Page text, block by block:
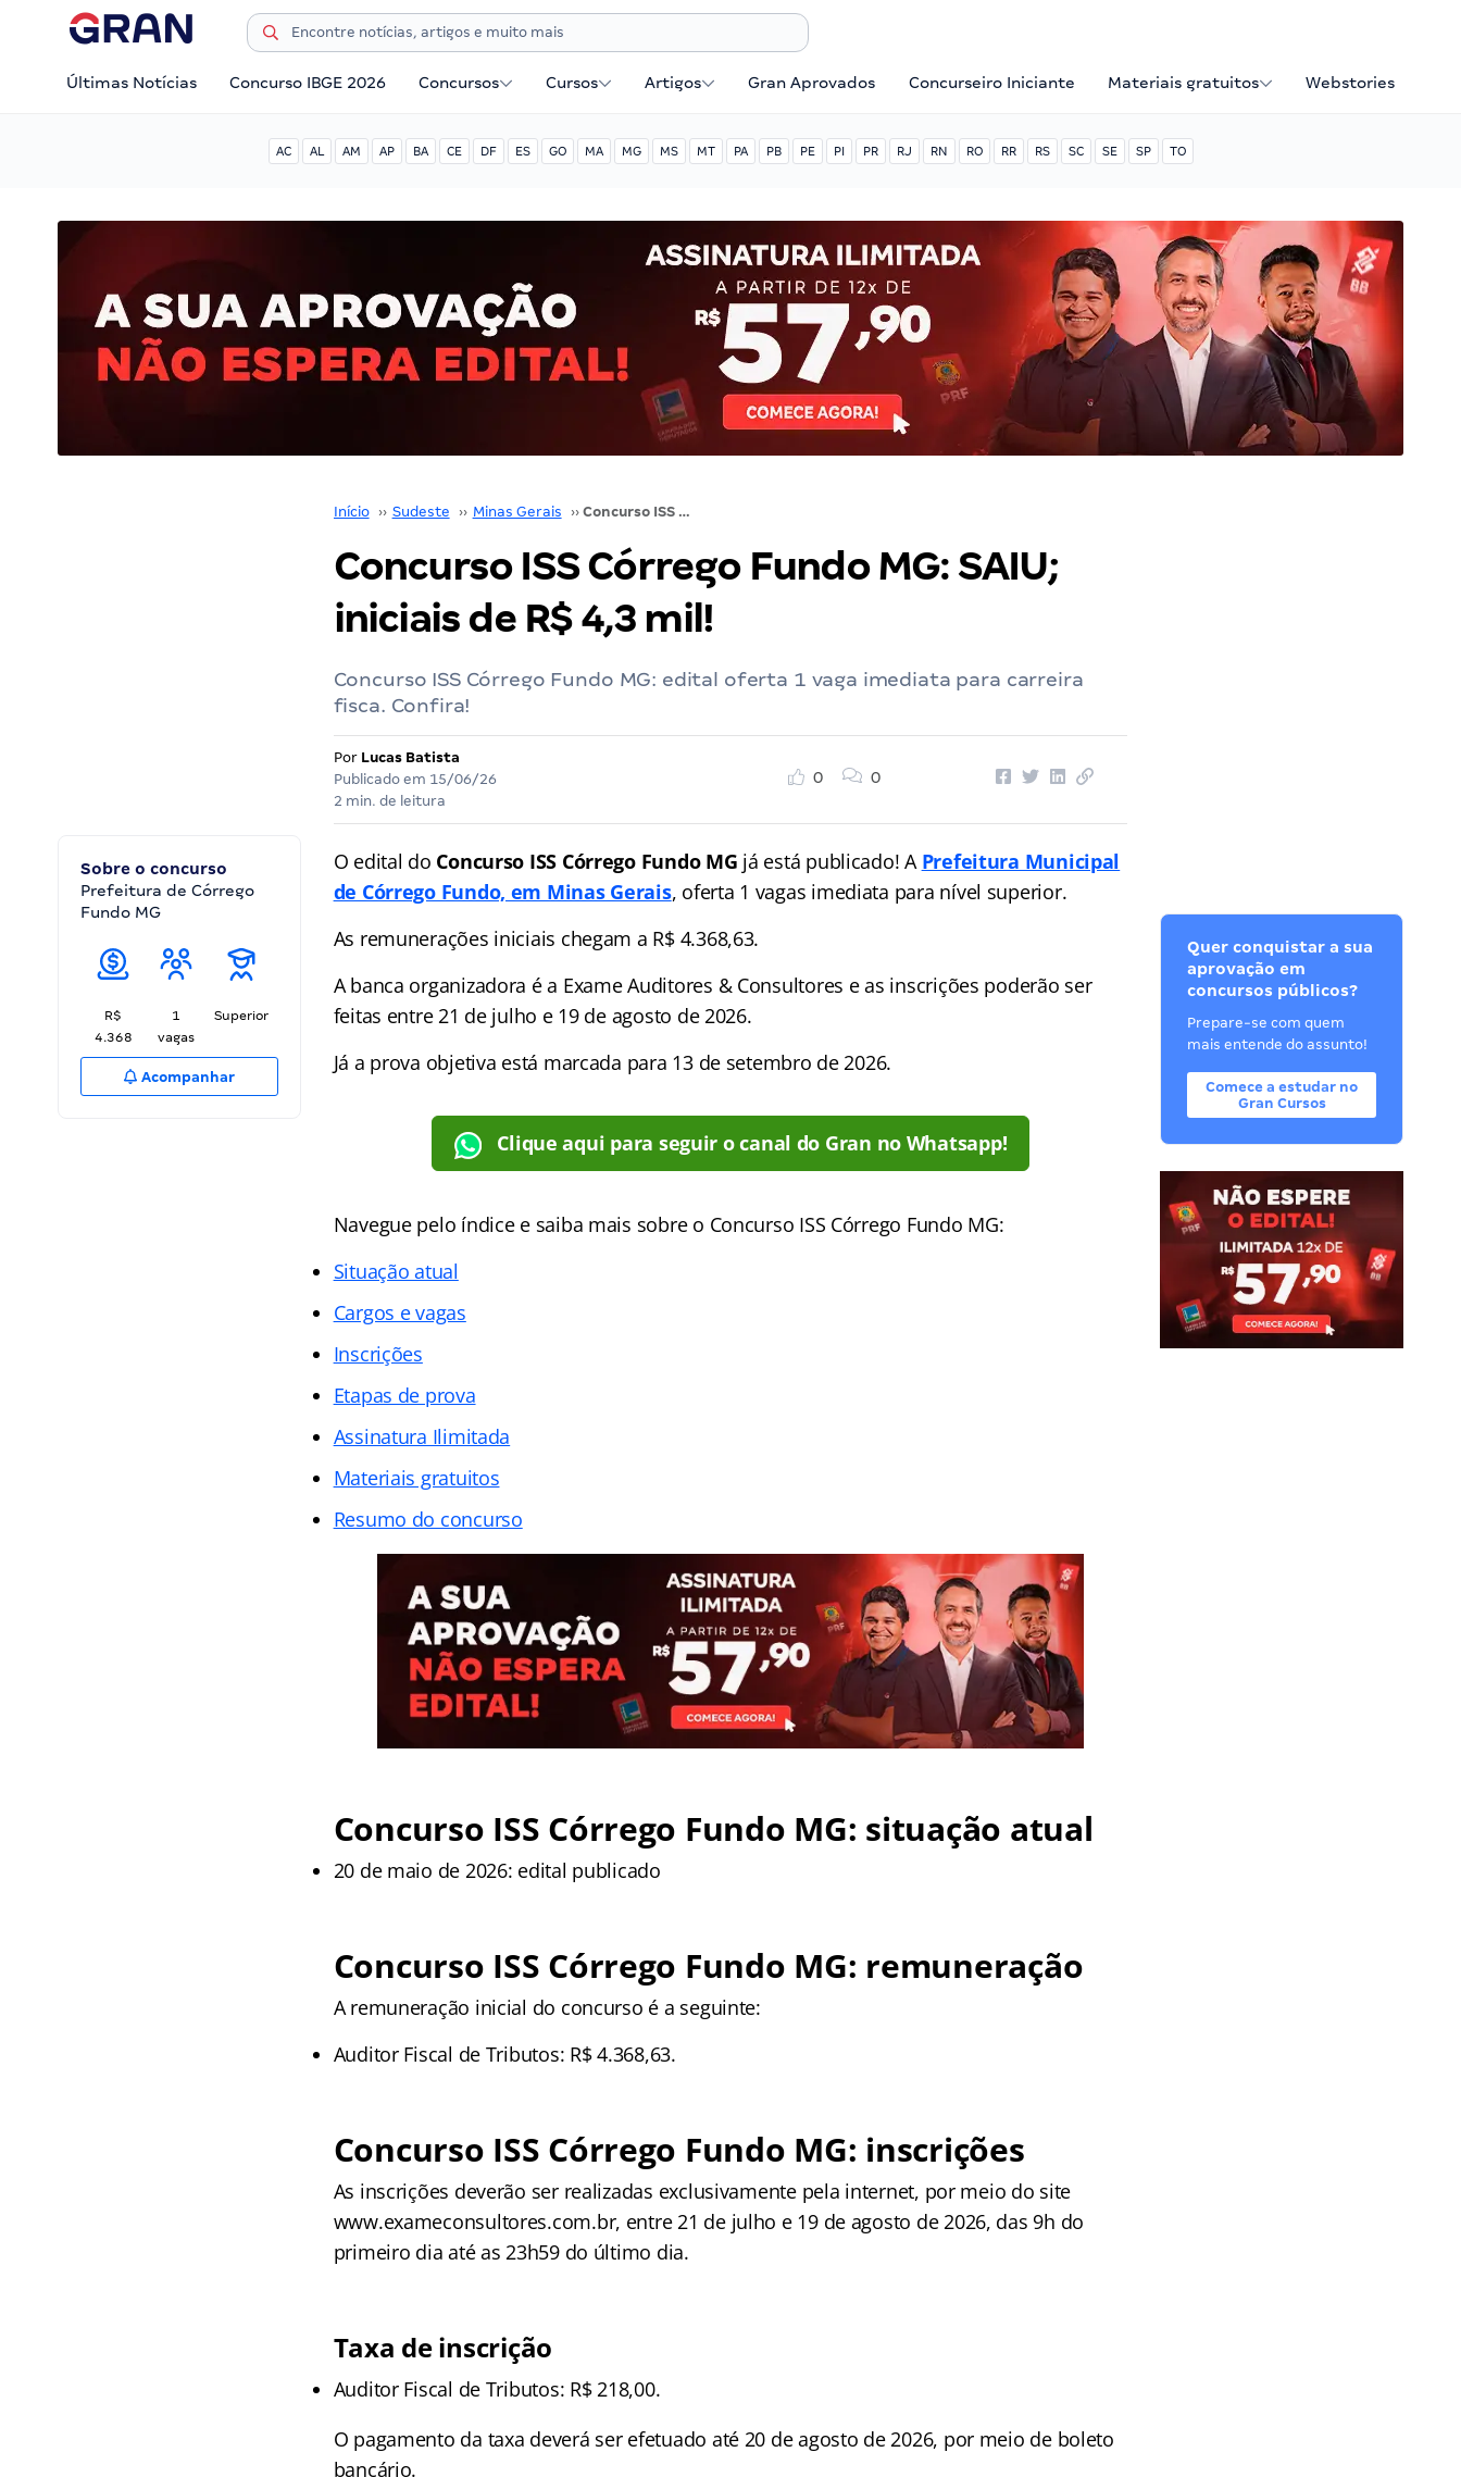
Últimas Notícias Concurso IBGE 2026 Concursos Cursos Artigos Gran Aprovados Concurseiro Iniciante Materiais gratuitos Webstories
AC AL AM AP BA CE DF ES GO MA MG MS MT PA PB PE PI PR RJ RN RO RR RS SC SE SP TO
Início ›› Sudeste ›› Minas Gerais ›› Concurso ISS Córrego Fundo MG: SAIU; iniciais de R$ 4,3 mil!
Concurso ISS Córrego Fundo MG: SAIU;
iniciais de R$ 4,3 mil!
Concurso ISS Córrego Fundo MG: edital oferta 1 vaga imediata para carreira
fisca. Confira!
Por Lucas Batista
Publicado em 15/06/26
2 min. de leitura
0 0
Sobre o concurso
Prefeitura de Córrego
Fundo MG
R$
4.368
1
vagas
Superior
Acompanhar
O edital do Concurso ISS Córrego Fundo MG já está publicado! A Prefeitura Municipal
de Córrego Fundo, em Minas Gerais, oferta 1 vagas imediata para nível superior.
As remunerações iniciais chegam a R$ 4.368,63.
A banca organizadora é a Exame Auditores & Consultores e as inscrições poderão ser
feitas entre 21 de julho e 19 de agosto de 2026.
Já a prova objetiva está marcada para 13 de setembro de 2026.
Clique aqui para seguir o canal do Gran no Whatsapp!
Navegue pelo índice e saiba mais sobre o Concurso ISS Córrego Fundo MG:
Situação atual
Cargos e vagas
Inscrições
Etapas de prova
Assinatura Ilimitada
Materiais gratuitos
Resumo do concurso
Concurso ISS Córrego Fundo MG: situação atual
20 de maio de 2026: edital publicado
Concurso ISS Córrego Fundo MG: remuneração
A remuneração inicial do concurso é a seguinte:
Auditor Fiscal de Tributos: R$ 4.368,63.
Concurso ISS Córrego Fundo MG: inscrições
As inscrições deverão ser realizadas exclusivamente pela internet, por meio do site
www.exameconsultores.com.br, entre 21 de julho e 19 de agosto de 2026, das 9h do
primeiro dia até as 23h59 do último dia.
Taxa de inscrição
Auditor Fiscal de Tributos: R$ 218,00.
O pagamento da taxa deverá ser efetuado até 20 de agosto de 2026, por meio de boleto
bancário.
Quer conquistar a sua
aprovação em
concursos públicos?
Prepare-se com quem
mais entende do assunto!
Comece a estudar no
Gran Cursos